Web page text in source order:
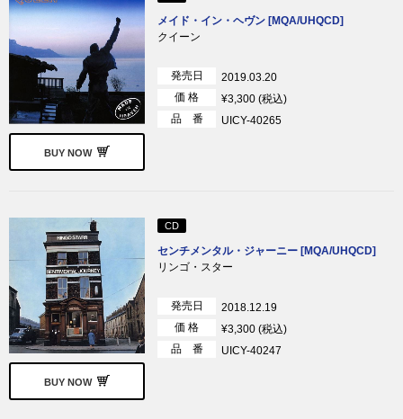
BUY NOW
メイド・イン・ヘヴン [MQA/UHQCD]
クイーン
発売日
2019.03.20
価 格
¥3,300 (税込)
品 番
UICY-40265
BUY NOW
CD
センチメンタル・ジャーニー [MQA/UHQCD]
リンゴ・スター
発売日
2018.12.19
価 格
¥3,300 (税込)
品 番
UICY-40247